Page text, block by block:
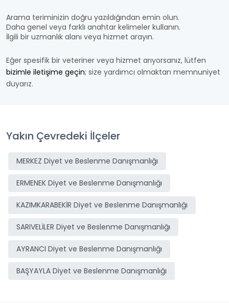
Arama teriminizin doğru yazıldığından emin olun.
Daha genel veya farklı anahtar kelimeler kullanın.
İlgili bir uzmanlık alanı veya hizmet arayın.
Eğer spesifik bir veteriner veya hizmet arıyorsanız, lütfen
bizimle iletişime geçin; size yardımcı olmaktan memnuniyet
duyarız.
Yakın Çevredeki İlçeler
MERKEZ Diyet ve Beslenme Danışmanlığı
ERMENEK Diyet ve Beslenme Danışmanlığı
KAZIMKARABEKİR Diyet ve Beslenme Danışmanlığı
SARIVELİLER Diyet ve Beslenme Danışmanlığı
AYRANCI Diyet ve Beslenme Danışmanlığı
BAŞYAYLA Diyet ve Beslenme Danışmanlığı